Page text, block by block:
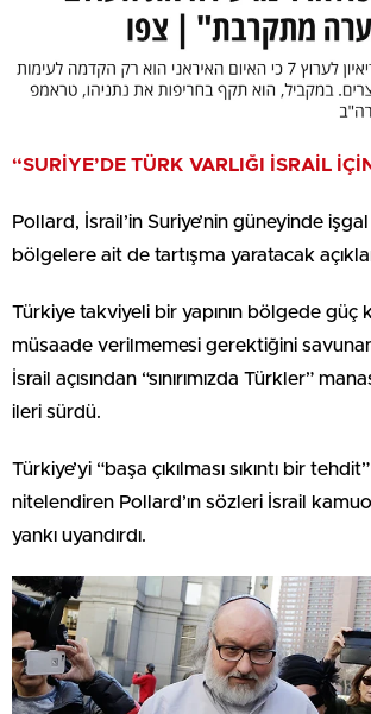
“SURİYE’DE TÜRK VARLIĞI İSRAİL
Pollard, İsrail’in Suriye’nin güneyinde
bölgelere ait de tartışma yaratacak
Türkiye takviyeli bir yapının bölgede güç
müsaade verilmemesi gerektiğini
İsrail açısından “sınırımızda Türkler”
ileri sürdü.
Türkiye’yi “başa çıkılması sıkıntı bir
nitelendiren Pollard’ın sözleri İsrail
yankı uyandırdı.